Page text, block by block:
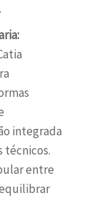
integrada
técnicos.
entre